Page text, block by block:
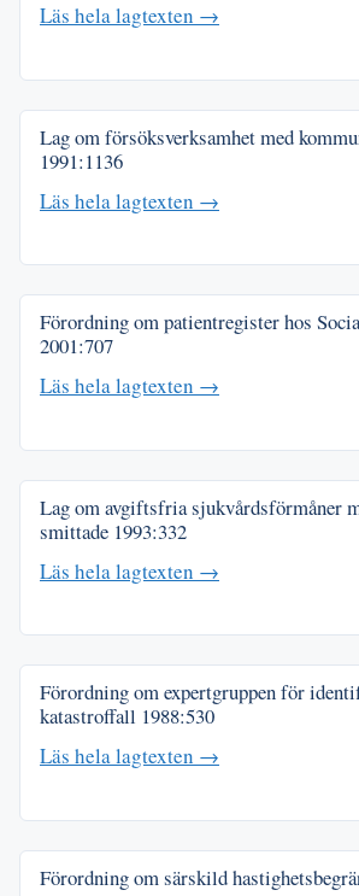
Läs hela lagtexten →
Lag om försöksverksamhet med
1991:1136
Läs hela lagtexten →
Förordning om patientregister hos
2001:707
Läs hela lagtexten →
Lag om avgiftsfria sjukvårdsförmåner
smittade 1993:332
Läs hela lagtexten →
Förordning om expertgruppen för
katastroffall 1988:530
Läs hela lagtexten →
Förordning om särskild